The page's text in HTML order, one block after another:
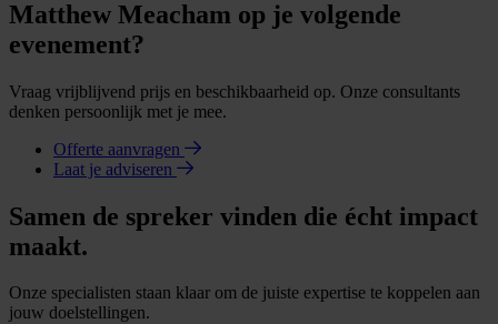
Matthew Meacham op je volgende
evenement?
Vraag vrijblijvend prijs en beschikbaarheid op. Onze consultants
denken persoonlijk met je mee.
Offerte aanvragen
Laat je adviseren
Samen de spreker vinden die écht impact
maakt.
Onze specialisten staan klaar om de juiste expertise te koppelen aan
jouw doelstellingen.